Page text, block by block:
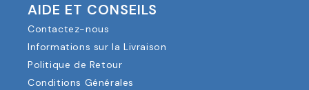
AIDE ET CONSEILS
Contactez-nous
Informations sur la Livraison
Politique de Retour
Conditions Générales